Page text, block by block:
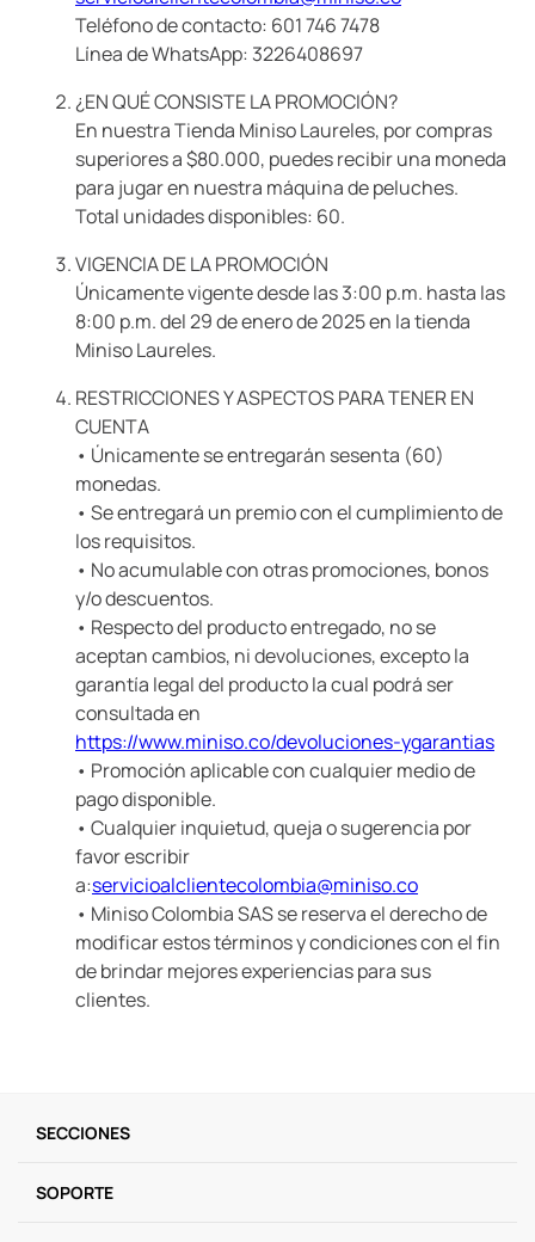
Teléfono de contacto: 601 746 7478
Línea de WhatsApp: 3226408697
¿EN QUÉ CONSISTE LA PROMOCIÓN?
En nuestra Tienda Miniso Laureles, por compras
superiores a $80.000, puedes recibir una moneda
para jugar en nuestra máquina de peluches.
Total unidades disponibles: 60.
VIGENCIA DE LA PROMOCIÓN
Únicamente vigente desde las 3:00 p.m. hasta las
8:00 p.m. del 29 de enero de 2025 en la tienda
Miniso Laureles.
RESTRICCIONES Y ASPECTOS PARA TENER EN
CUENTA
• Únicamente se entregarán sesenta (60)
monedas.
• Se entregará un premio con el cumplimiento de
los requisitos.
• No acumulable con otras promociones, bonos
y/o descuentos.
• Respecto del producto entregado, no se
aceptan cambios, ni devoluciones, excepto la
garantía legal del producto la cual podrá ser
consultada en
https://www.miniso.co/devoluciones-ygarantias
• Promoción aplicable con cualquier medio de
pago disponible.
• Cualquier inquietud, queja o sugerencia por
favor escribir
a:servicioalclientecolombia@miniso.co
• Miniso Colombia SAS se reserva el derecho de
modificar estos términos y condiciones con el fin
de brindar mejores experiencias para sus
clientes.
SECCIONES
SOPORTE